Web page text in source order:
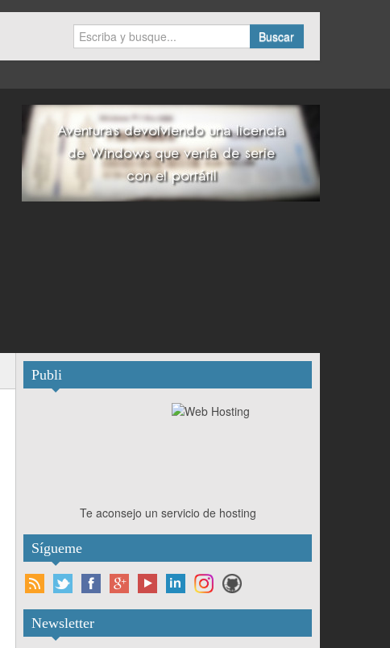
Buscar
Publi
Te aconsejo un servicio de hosting
Sígueme
Newsletter